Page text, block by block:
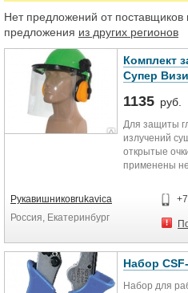
руб.
Нет предложений от
предложения из других регионов
Комплект
Супер
1135 руб.
Для защиты
излучений
открытые
применены
и в быту, в
деревом.
Рукавишниковrukavica
Россия, Екатеринбург
Набор
Набор для